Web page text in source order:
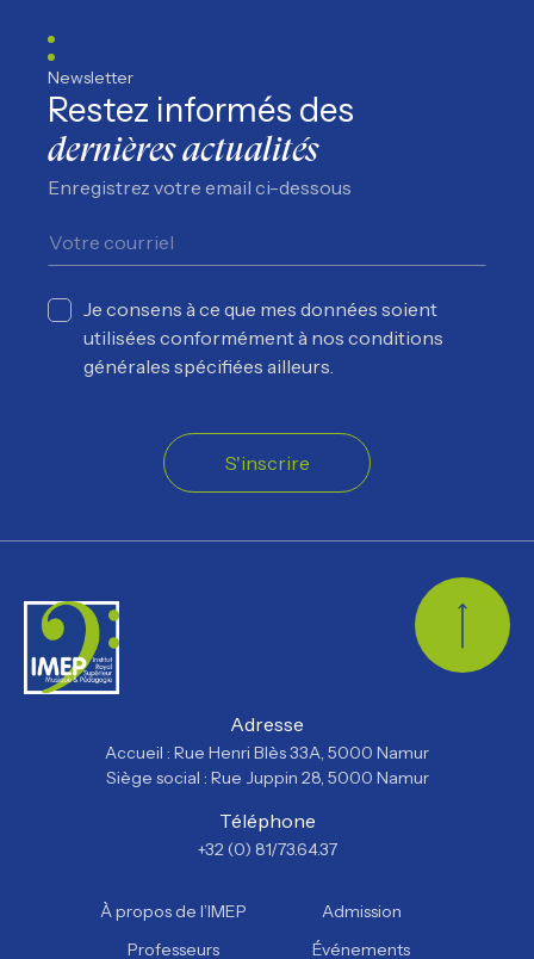
Newsletter
Restez informés des
dernières actualités
Enregistrez votre email ci-dessous
Je consens à ce que mes données soient
utilisées conformément à nos conditions
générales spécifiées ailleurs.
S'inscrire
Adresse
Accueil : Rue Henri Blès 33A, 5000 Namur
Siège social : Rue Juppin 28, 5000 Namur
Téléphone
+32 (0) 81/73.64.37
À propos de l’IMEP
Professeurs
Admission
Événements